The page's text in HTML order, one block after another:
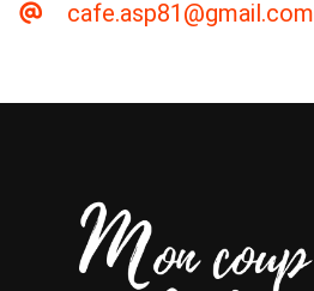
cafe.asp81@gmail.com